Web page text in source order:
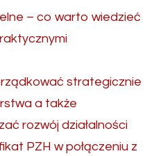
– co warto wiedzieć
strategicznie
a także
rozwój działalności
PZH w połączeniu z